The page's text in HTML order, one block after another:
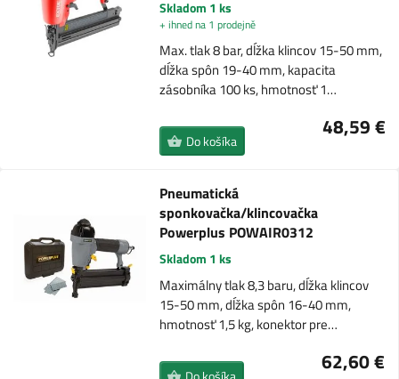
Skladom 1 ks
+ ihned na 1 prodejně
Max. tlak 8 bar, dĺžka klincov 15-50 mm,
dĺžka spôn 19-40 mm, kapacita
zásobníka 100 ks, hmotnosť 1…
48,59 €
Do košíka
Pneumatická
sponkovačka/klincovačka
Powerplus POWAIR0312
Skladom 1 ks
Maximálny tlak 8,3 baru, dĺžka klincov
15-50 mm, dĺžka spôn 16-40 mm,
hmotnosť 1,5 kg, konektor pre…
62,60 €